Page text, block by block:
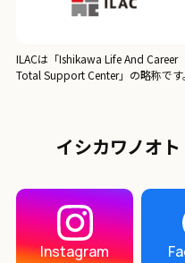
ILACは「Ishikawa Life And Career
Total Support Center」の略称です。
イシカワノオ
Instagram